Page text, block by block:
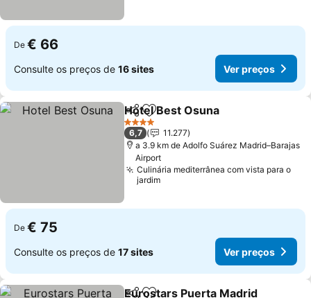
De € 66
Consulte os preços de 16 sites Ver preços
PartilharAdicionar aos favoritos
Hotel Best Osuna
4 Estrelas
6,7
11.277
a 3.9 km de Adolfo Suárez Madrid–Barajas
Airport
Culinária mediterrânea com vista para o
jardim
De € 75
Consulte os preços de 17 sites Ver preços
Eurostars Puerta Madrid